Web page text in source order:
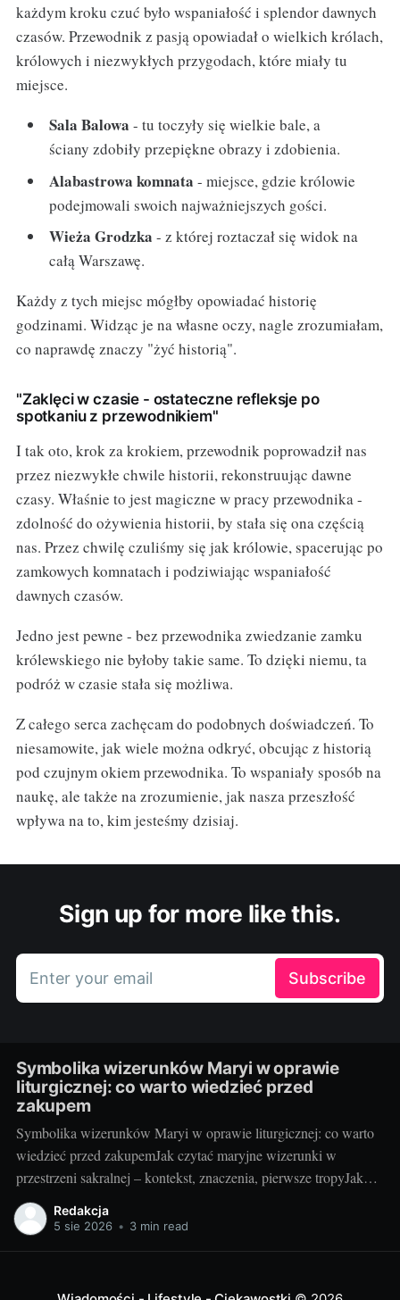
każdym kroku czuć było wspaniałość i splendor dawnych
czasów. Przewodnik z pasją opowiadał o wielkich królach,
królowych i niezwykłych przygodach, które miały tu
miejsce.
Sala Balowa - tu toczyły się wielkie bale, a
ściany zdobiły przepiękne obrazy i zdobienia.
Alabastrowa komnata - miejsce, gdzie królowie
podejmowali swoich najważniejszych gości.
Wieża Grodzka - z której roztaczał się widok na
całą Warszawę.
Każdy z tych miejsc mógłby opowiadać historię
godzinami. Widząc je na własne oczy, nagle zrozumiałam,
co naprawdę znaczy "żyć historią".
"Zaklęci w czasie - ostateczne refleksje po
spotkaniu z przewodnikiem"
I tak oto, krok za krokiem, przewodnik poprowadził nas
przez niezwykłe chwile historii, rekonstruując dawne
czasy. Właśnie to jest magiczne w pracy przewodnika -
zdolność do ożywienia historii, by stała się ona częścią
nas. Przez chwilę czuliśmy się jak królowie, spacerując po
zamkowych komnatach i podziwiając wspaniałość
dawnych czasów.
Jedno jest pewne - bez przewodnika zwiedzanie zamku
królewskiego nie byłoby takie same. To dzięki niemu, ta
podróż w czasie stała się możliwa.
Z całego serca zachęcam do podobnych doświadczeń. To
niesamowite, jak wiele można odkryć, obcując z historią
pod czujnym okiem przewodnika. To wspaniały sposób na
naukę, ale także na zrozumienie, jak nasza przeszłość
wpływa na to, kim jesteśmy dzisiaj.
Sign up for more like this.
Enter your email Subscribe
Symbolika wizerunków Maryi w oprawie
liturgicznej: co warto wiedzieć przed
zakupem
Symbolika wizerunków Maryi w oprawie liturgicznej: co warto
wiedzieć przed zakupemJak czytać maryjne wizerunki w
przestrzeni sakralnej – kontekst, znaczenia, pierwsze tropyJako
blogerka, która z radością testuje i porównuje rozwiązania do
kościołów i kaplic, wiem jedno: maryjny wizerunek w liturgii nie
Redakcja
5 sie 2026 • 3 min read